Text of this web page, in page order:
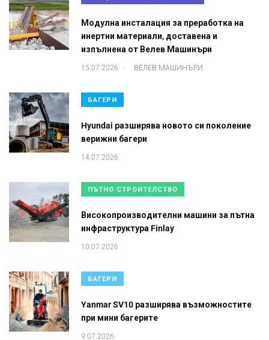
Модулна инсталация за преработка на
инертни материали, доставена и
изпълнена от Велев Машинъри
15.07.2026 . ВЕЛЕВ МАШИНЪРИ
БАГЕРИ
Hyundai разширява новото си поколение
верижни багери
14.07.2026
ПЪТНО СТРОИТЕЛСТВО
Високопроизводителни машини за пътна
инфраструктура Finlay
10.07.2026
БАГЕРИ
Yanmar SV10 разширява възможностите
при мини багерите
9.07.2026